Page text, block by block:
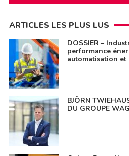
ARTICLES LES PLUS LUS
DOSSIER –
performance
automatisation
BJÖRN
DU GROUPE